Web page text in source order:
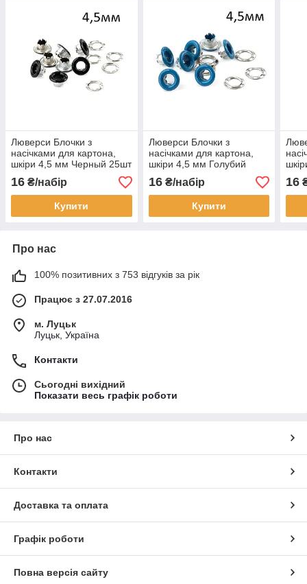
Люверси Блочки з
насічками для картона,
шкіри 4,5 мм Черный 25шт
з кілечками LVM055
16 ₴/набір
Купити
Люверси Блочки з
насічками для картона,
шкіри 4,5 мм Голубий
25шт з кілечками LVM065
16₴/набір
Купити
16
Про нас
100% позитивних з 753 відгуків за рік
Працює з 27.07.2016
м. Луцьк
Луцьк, Україна
Контакти
Сьогодні вихідний
Показати весь графік роботи
Про нас
Контакти
Доставка та оплата
Графік роботи
Повна версія сайту